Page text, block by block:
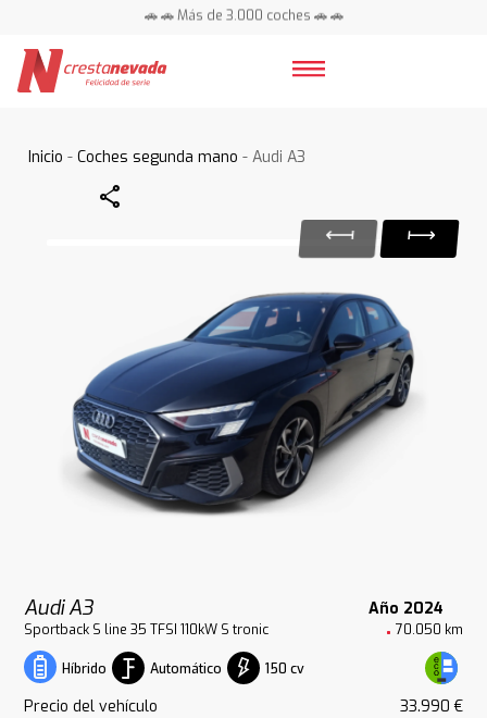
🚗 🚗 Más de 3.000 coches 🚗 🚗
Inicio -Coches segunda mano - Audi A3
Share
Audi A3 Año 2024
Sportback S line 35 TFSI 110kW S tronic 70.050 km
Híbrido Automático 150 cv
Precio del vehículo
33.990 €